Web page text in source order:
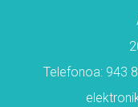
Telefonoa: 943